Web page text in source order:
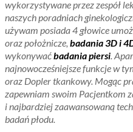
wykorzystywane przez zespół
naszych poradniach
używam posiada 4 głowice
oraz położnicze, badania 3D i
wykonywaćbadania piersi.
najnowocześniejsze funkcje w
oraz Dopler tkankowy. Mogąc
zapewniam swoim Pacjentkom
i najbardziej zaawansowaną
badań płodu.